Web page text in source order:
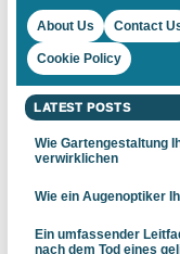
About Us Contact
Cookie Policy
LATEST POSTS
Wie Gartengestaltung
verwirklichen
Wie ein Augenoptiker
Ein umfassender
nach dem Tod eines